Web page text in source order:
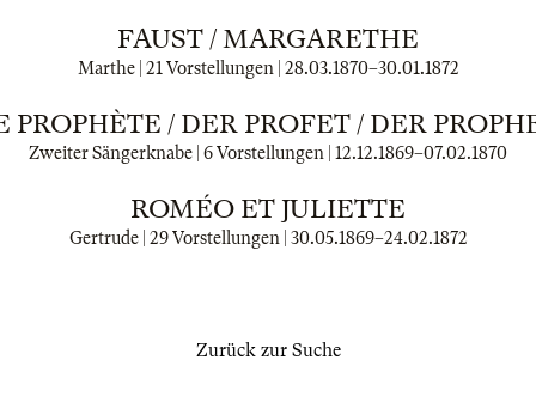
FAUST / MARGARETHE
Marthe | 21 Vorstellungen | 28.03.1870–30.01.1872
PROPHÈTE / DER PROFET / DER
Zweiter Sängerknabe | 6 Vorstellungen | 12.12.1869–07.02.1870
ROMÉO ET JULIETTE
Gertrude | 29 Vorstellungen | 30.05.1869–24.02.1872
Zurück zur Suche